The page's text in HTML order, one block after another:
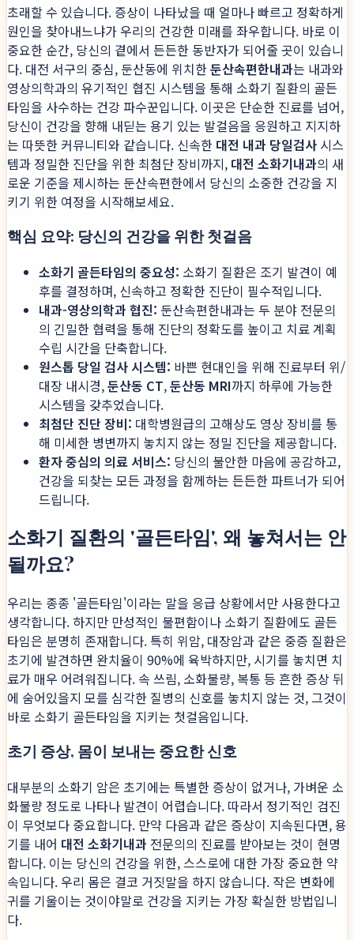
초래할 수 있습니다. 증상이 나타났을 때 얼마나 빠르고 정확하게
원인을 찾아내느냐가 우리의 건강한 미래를 좌우합니다. 바로 이
중요한 순간, 당신의 곁에서 든든한 동반자가 되어줄 곳이 있습니
다. 대전 서구의 중심, 둔산동에 위치한둔산속편한내과는 내과와
영상의학과의 유기적인 협진 시스템을 통해 소화기 질환의 골든
타임을 사수하는 건강 파수꾼입니다. 이곳은 단순한 진료를 넘어,
당신이 건강을 향해 내딛는 용기 있는 발걸음을 응원하고 지지하
는 따뜻한 커뮤니티와 같습니다. 신속한 대전 내과 당일검사 시스
템과 정밀한 진단을 위한 최첨단 장비까지, 대전 소화기내과의 새
로운 기준을 제시하는 둔산속편한에서 당신의 소중한 건강을 지
키기 위한 여정을 시작해보세요.
핵심 요약: 당신의 건강을 위한 첫걸음
소화기 골든타임의 중요성: 소화기 질환은 조기 발견이 예
후를 결정하며, 신속하고 정확한 진단이 필수적입니다.
내과-영상의학과 협진: 둔산속편한내과는 두 분야 전문의
의 긴밀한 협력을 통해 진단의 정확도를 높이고 치료 계획
수립 시간을 단축합니다.
원스톱 당일 검사 시스템: 바쁜 현대인을 위해 진료부터 위/
대장 내시경,둔산동 CT,둔산동 MRI까지 하루에 가능한
시스템을 갖추었습니다.
최첨단 진단 장비: 대학병원급의 고해상도 영상 장비를 통
해 미세한 병변까지 놓치지 않는 정밀 진단을 제공합니다.
환자 중심의 의료 서비스: 당신의 불안한 마음에 공감하고,
건강을 되찾는 모든 과정을 함께하는 든든한 파트너가 되어
드립니다.
소화기 질환의 '골든타임', 왜 놓쳐서는 안
될까요?
우리는 종종 '골든타임'이라는 말을 응급 상황에서만 사용한다고
생각합니다. 하지만 만성적인 불편함이나 소화기 질환에도 골든
타임은 분명히 존재합니다. 특히 위암, 대장암과 같은 중증 질환은
초기에 발견하면 완치율이 90%에 육박하지만, 시기를 놓치면 치
료가 매우 어려워집니다. 속 쓰림, 소화불량, 복통 등 흔한 증상 뒤
에 숨어있을지 모를 심각한 질병의 신호를 놓치지 않는 것, 그것이
바로 소화기 골든타임을 지키는 첫걸음입니다.
초기 증상, 몸이 보내는 중요한 신호
대부분의 소화기 암은 초기에는 특별한 증상이 없거나, 가벼운 소
화불량 정도로 나타나 발견이 어렵습니다. 따라서 정기적인 검진
이 무엇보다 중요합니다. 만약 다음과 같은 증상이 지속된다면, 용
기를 내어 대전 소화기내과 전문의의 진료를 받아보는 것이 현명
합니다. 이는 당신의 건강을 위한, 스스로에 대한 가장 중요한 약
속입니다. 우리 몸은 결코 거짓말을 하지 않습니다. 작은 변화에
귀를 기울이는 것이야말로 건강을 지키는 가장 확실한 방법입니
다.